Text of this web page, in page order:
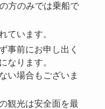
方のみでは乗船で
ています。
事前にお申し出く
なります。
い場合もございま
観光は安全面を最